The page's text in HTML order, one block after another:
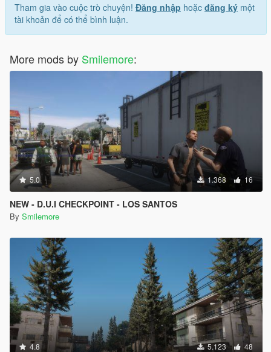
Tham gia vào cuộc trò chuyện! Đăng nhập hoặc đăng ký một
tài khoản để có thể bình luận.
More mods by Smilemore:
5.0 1.368 16
NEW - D.U.I CHECKPOINT - LOS SANTOS
By Smilemore
4.8 5.123 48